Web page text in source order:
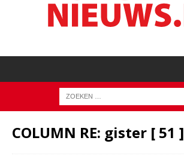
COLUMN RE: gister [ 51 ]